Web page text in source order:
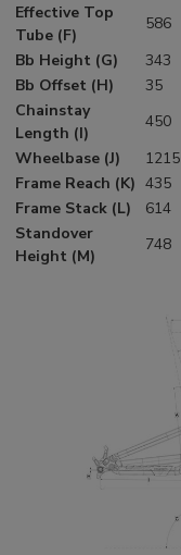
Effective Top
Tube (F)
586
Bb Height (G)
343
Bb Offset (H)
35
Chainstay
Length (I)
450
Wheelbase (J)
1215
Frame Reach (K) 435
Frame Stack (L)
614
Standover
Height (M)
748